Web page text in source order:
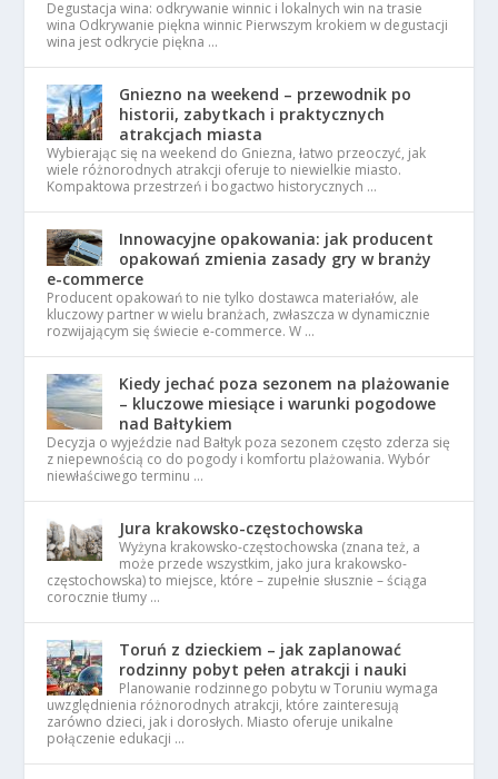
Degustacja wina: odkrywanie winnic i lokalnych win na trasie
wina Odkrywanie piękna winnic Pierwszym krokiem w degustacji
wina jest odkrycie piękna …
Gniezno na weekend – przewodnik po
historii, zabytkach i praktycznych
atrakcjach miasta
Wybierając się na weekend do Gniezna, łatwo przeoczyć, jak
wiele różnorodnych atrakcji oferuje to niewielkie miasto.
Kompaktowa przestrzeń i bogactwo historycznych …
Innowacyjne opakowania: jak producent
opakowań zmienia zasady gry w branży
e-commerce
Producent opakowań to nie tylko dostawca materiałów, ale
kluczowy partner w wielu branżach, zwłaszcza w dynamicznie
rozwijającym się świecie e-commerce. W …
Kiedy jechać poza sezonem na plażowanie
– kluczowe miesiące i warunki pogodowe
nad Bałtykiem
Decyzja o wyjeździe nad Bałtyk poza sezonem często zderza się
z niepewnością co do pogody i komfortu plażowania. Wybór
niewłaściwego terminu …
Jura krakowsko-częstochowska
Wyżyna krakowsko-częstochowska (znana też, a
może przede wszystkim, jako jura krakowsko-
częstochowska) to miejsce, które – zupełnie słusznie – ściąga
corocznie tłumy …
Toruń z dzieckiem – jak zaplanować
rodzinny pobyt pełen atrakcji i nauki
Planowanie rodzinnego pobytu w Toruniu wymaga
uwzględnienia różnorodnych atrakcji, które zainteresują
zarówno dzieci, jak i dorosłych. Miasto oferuje unikalne
połączenie edukacji …